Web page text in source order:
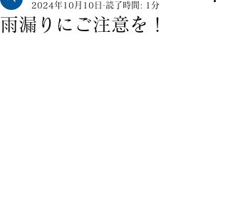
雨漏りにご注意を！
2024年10月10日 読了時間: 1分